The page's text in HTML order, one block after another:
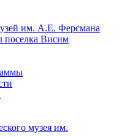
им. А.Е. Ферсмана
поселка Висим
музея им.